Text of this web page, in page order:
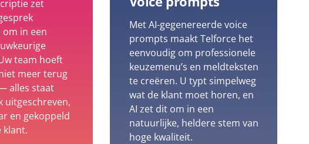
zet
in een
team hoeft
meer terug
alles staat
uitgeschreven,
en gekoppeld
klant.
Met AI-gegenereerde voice
prompts maakt Telforce het
eenvoudig om professionele
keuzemenu’s en meldteksten
te creëren. U typt simpelweg
wat de klant moet horen, en
AI zet dit om in een
natuurlijke, heldere stem van
hoge kwaliteit.